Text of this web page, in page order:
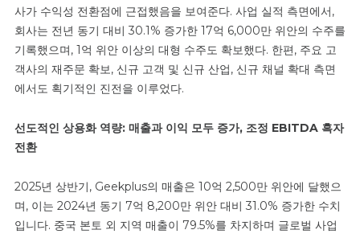
사가 수익성 전환점에 근접했음을 보여준다. 사업 실적 측면에서,
회사는 전년 동기 대비 30.1% 증가한 17억 6,000만 위안의 수주를
기록했으며, 1억 위안 이상의 대형 수주도 확보했다. 한편, 주요 고
객사의 재주문 확보, 신규 고객 및 신규 산업, 신규 채널 확대 측면
에서도 획기적인 진전을 이루었다.
선도적인 상용화 역량: 매출과 이익 모두 증가, 조정 EBITDA 흑자
전환
2025년 상반기, Geekplus의 매출은 10억 2,500만 위안에 달했으
며, 이는 2024년 동기 7억 8,200만 위안 대비 31.0% 증가한 수치
입니다. 중국 본토 외 지역 매출이 79.5%를 차지하며 글로벌 사업